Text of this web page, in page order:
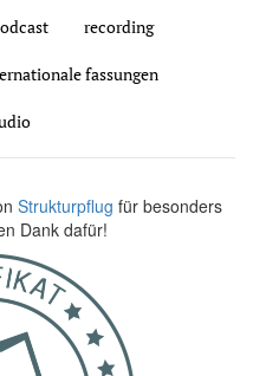
recording
fassungen
Strukturpflug für besonders
Dank dafür!